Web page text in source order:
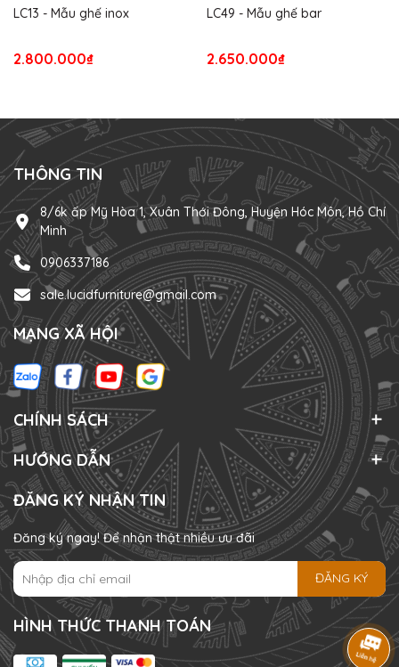
LC13 - Mẫu ghế inox
2.800.000₫
LC49 - Mẫu ghế bar
2.650.000₫
THÔNG TIN
8/6k ấp Mỹ Hòa 1, Xuân Thới Đông, Huyện Hóc Môn, Hồ Chí
Minh
0906337186
sale.lucidfurniture@gmail.com
MẠNG XÃ HỘI
CHÍNH SÁCH
HƯỚNG DẪN
ĐĂNG KÝ NHẬN TIN
Đăng ký ngay! Để nhận thật nhiều ưu đãi
ĐĂNG KÝ
HÌNH THỨC THANH TOÁN